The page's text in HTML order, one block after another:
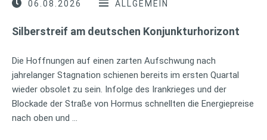
06.08.2026 ALLGEMEIN
Silberstreif am deutschen Konjunkturhorizont
Die Hoffnungen auf einen zarten Aufschwung nach
jahrelanger Stagnation schienen bereits im ersten Quartal
wieder obsolet zu sein. Infolge des Irankrieges und der
Blockade der Straße von Hormus schnellten die Energiepreise
nach oben und …